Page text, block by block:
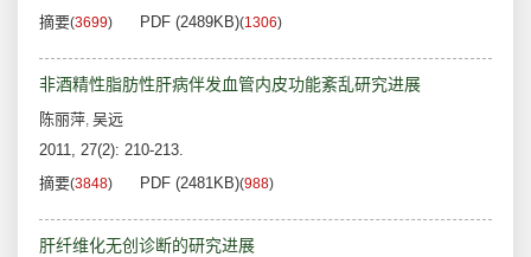
摘要(3699) PDF (2489KB)(1306)
非酒精性脂肪性肝病伴发血管内皮功能紊乱研究进展
陈丽萍, 吴远
2011, 27(2): 210-213.
摘要(3848) PDF (2481KB)(988)
肝纤维化无创诊断的研究进展